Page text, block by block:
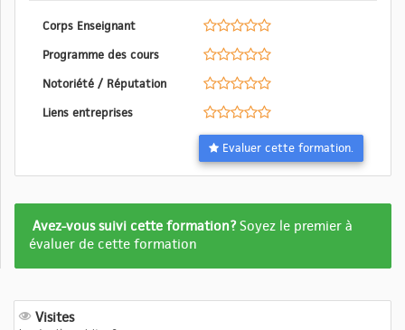
Corps Enseignant
Programme des cours
Notoriété / Réputation
Liens entreprises
Evaluer cette formation.
Formation
pas
Avez-vous suivi cette formation?Soyez le premier à
évaluer de cette formation
Visites